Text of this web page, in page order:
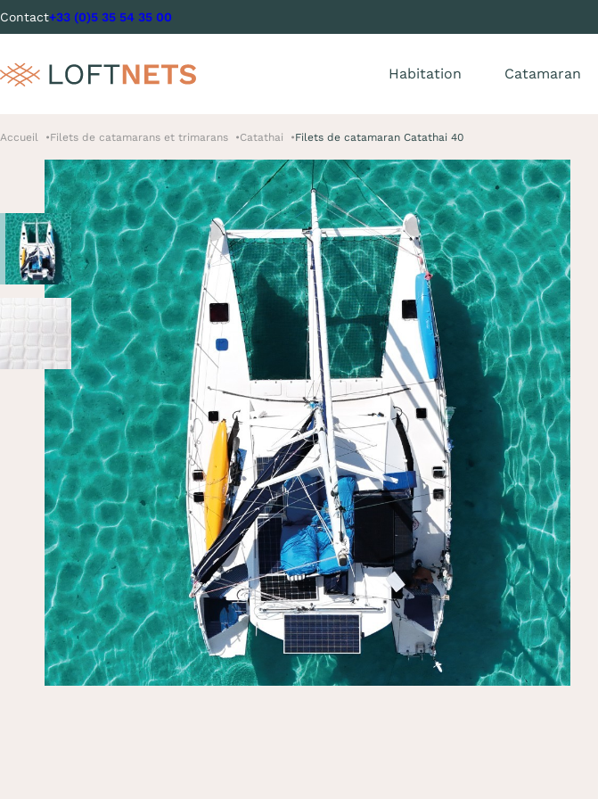
Contact+33 (0)5 35 54 35 00
Habitation Catamaran
Accueil Filets de catamarans et trimarans Catathai Filets de catamaran Catathai 40